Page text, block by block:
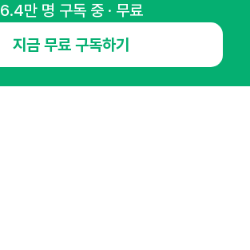
6.4만 명 구독 중 · 무료
지금 무료 구독하기